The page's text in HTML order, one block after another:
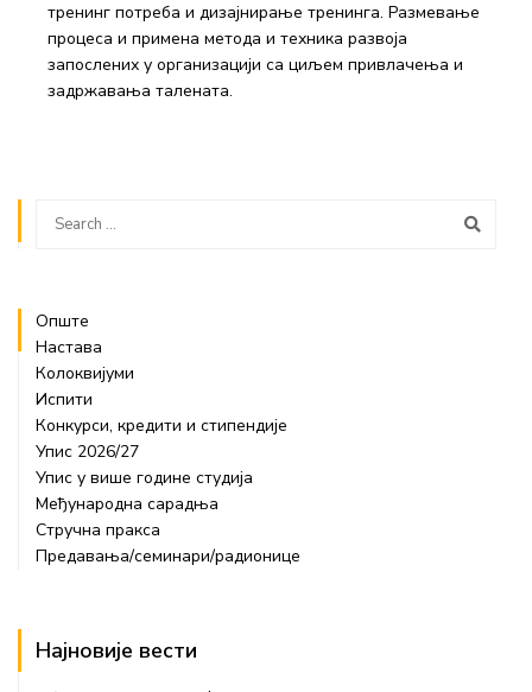
тренинг потреба и дизајнирање тренинга. Размевање
процеса и примена метода и техника развоја
запослених у организацији са циљем привлачења и
задржавања талената.
Опште
Настава
Колоквијуми
Испити
Конкурси, кредити и стипендије
Упис 2026/27
Упис у више године студија
Међународна сарадња
Стручна пракса
Предавања/семинари/радионице
Најновије вести